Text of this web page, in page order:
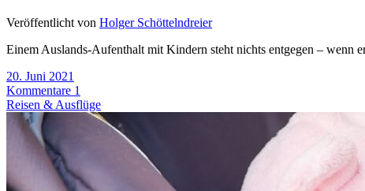
Veröffentlicht von Holger Schöttelndreier
Einem Auslands-Aufenthalt mit Kindern steht nichts entgegen – wenn
20. Juni 2021
Kommentare 1
Reisen & Ausflüge